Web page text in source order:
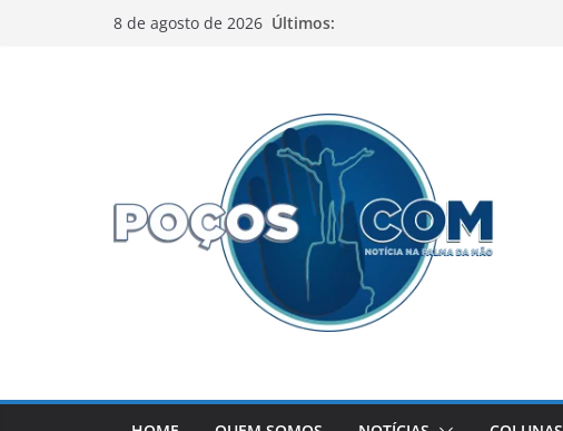
8 de agosto de 2026 Últimos: